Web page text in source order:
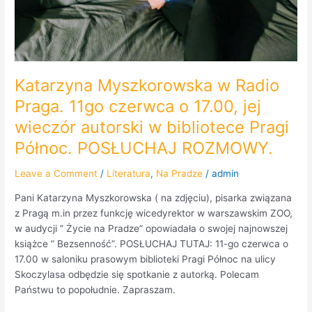
Katarzyna Myszkorowska w Radio
Praga. 11go czerwca o 17.00, jej
wieczór autorski w bibliotece Pragi
Północ. POSŁUCHAJ ROZMOWY.
Leave a Comment / Literatura, Na Pradze /admin
Pani Katarzyna Myszkorowska ( na zdjęciu), pisarka związana
z Pragą m.in przez funkcję wicedyrektor w warszawskim ZOO,
w audycji ” Życie na Pradze” opowiadała o swojej najnowszej
książce ” Bezsenność”. POSŁUCHAJ TUTAJ: 11-go czerwca o
17.00 w saloniku prasowym biblioteki Pragi Północ na ulicy
Skoczylasa odbędzie się spotkanie z autorką. Polecam
Państwu to popołudnie. Zapraszam.
ROZMOWY.